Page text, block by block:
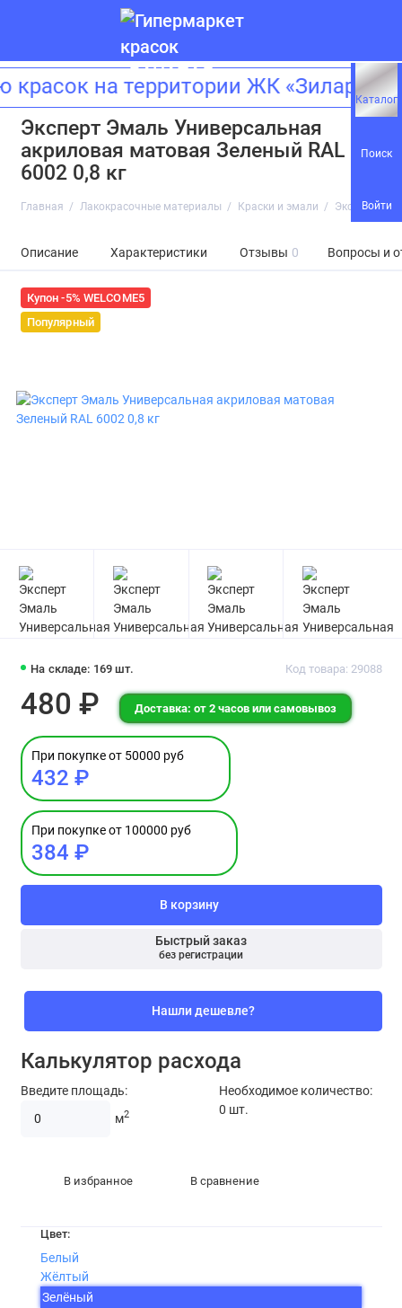
Каталог
Поиск
Войти
на территории ЖК
Эксперт Эмаль Универсальная
акриловая матовая Зеленый RAL
6002 0,8 кг
Главная Лакокрасочные материалы Краски и эмали Эксперт
Описание Характеристики Отзывы 0 Вопросы и
Купон -5% WELCOME5
Популярный
На складе: 169 шт. Код товара: 29088
480 ₽ Доставка: от 2 часов или самовывоз
При покупке от 50000 руб
432 ₽
При покупке от 100000 руб
384 ₽
В корзину
Быстрый заказ
без регистрации
Нашли дешевле?
Калькулятор расхода
Введите площадь:
м2
Необходимое количество:
0 шт.
В избранное В сравнение
Цвет:
Белый
Жёлтый
Зелёный